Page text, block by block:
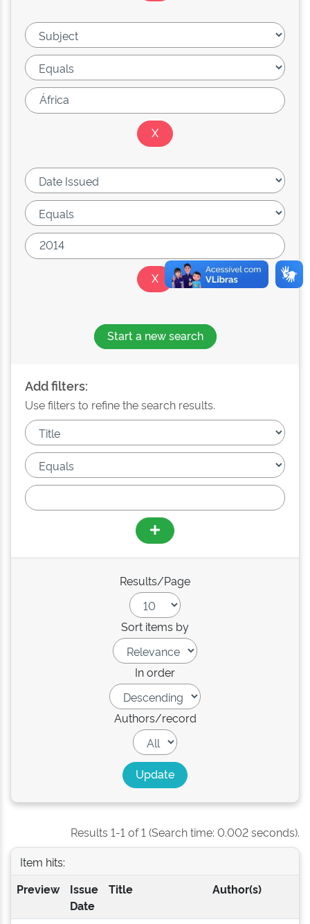
Start a new search
Add filters:
Use filters to refine the search results.
Results/Page
Sort items by
In order
Authors/record
Results 1-1 of 1 (Search time: 0.002 seconds).
Item hits:
Preview
Issue
Date
Title Author(s)